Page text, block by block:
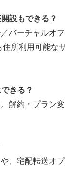
設もできる？
バーチャルオ
所利用可能な
きる？
解約・プラン
、宅配転送オ